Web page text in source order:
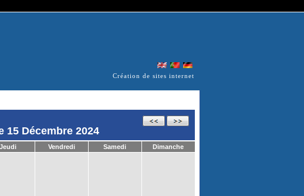
Création de sites internet
15 Décembre 2024
Jeudi Vendredi Samedi Dimanche